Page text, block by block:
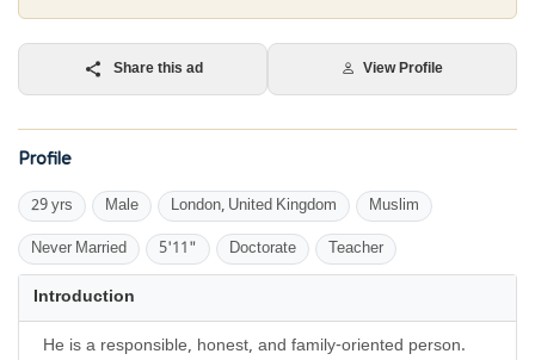
Share this ad View Profile
Profile
29 yrs Male London, United Kingdom Muslim
Never Married 5'11" Doctorate Teacher
Introduction
He is a responsible, honest, and family-oriented person.